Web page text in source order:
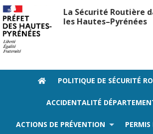
La Sécurité Routière
les Hautes–Pyrénées
POLITIQUE DE SÉCURITÉ
ACCIDENTALITÉ
ACTIONS DE PRÉVENTION PERMIS
departementales de